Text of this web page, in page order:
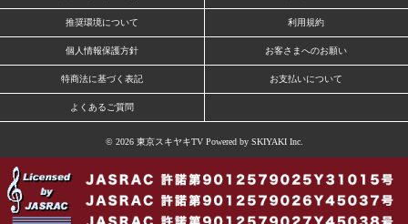
推奨環境について 利用規約
個人情報保護方針 お客さまへのお願い
特商法に基づく表記 お支払いについて
よくあるご質問
© 2026 東京スキヤキTV Powered by SKIYAKI Inc.